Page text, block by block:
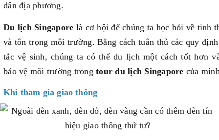
dân địa phương.
Du lịch Singapore là cơ hội để chúng ta học hỏi về tinh
và tôn trọng môi trường. Bằng cách tuân thủ các quy
tắc vệ sinh, chúng ta có thể du lịch một cách tốt hơn
bảo vệ môi trường trong tour du lịch Singapore của
Khi tham gia giao thông